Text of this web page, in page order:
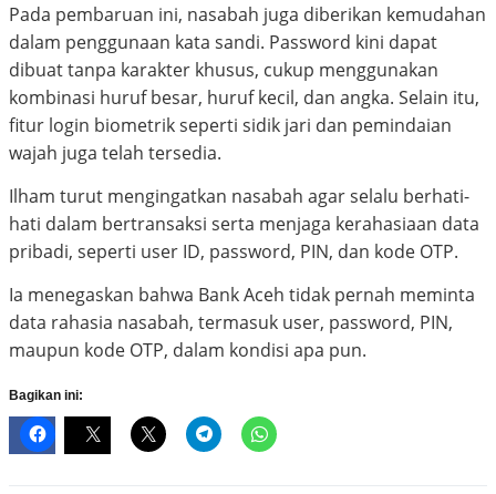
Pada pembaruan ini, nasabah juga diberikan kemudahan
dalam penggunaan kata sandi. Password kini dapat
dibuat tanpa karakter khusus, cukup menggunakan
kombinasi huruf besar, huruf kecil, dan angka. Selain itu,
fitur login biometrik seperti sidik jari dan pemindaian
wajah juga telah tersedia.
Ilham turut mengingatkan nasabah agar selalu berhati-
hati dalam bertransaksi serta menjaga kerahasiaan data
pribadi, seperti user ID, password, PIN, dan kode OTP.
Ia menegaskan bahwa Bank Aceh tidak pernah meminta
data rahasia nasabah, termasuk user, password, PIN,
maupun kode OTP, dalam kondisi apa pun.
Bagikan ini: